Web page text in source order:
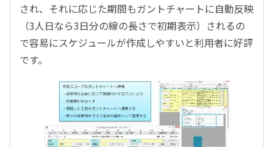
され、それに応じた期間もガントチャートに自動反映
（3人日なら3日分の線の長さで初期表示）されるの
で容易にスケジュールが作成しやすいと利用者に好評
です。